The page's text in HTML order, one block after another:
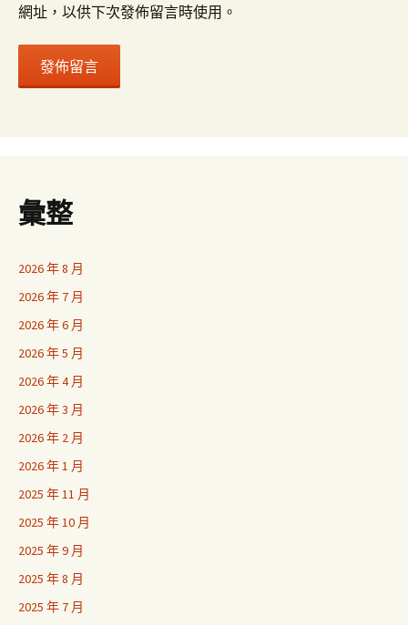
網址，以供下次發佈留言時使用。
彙整
2026 年 8 月
2026 年 7 月
2026 年 6 月
2026 年 5 月
2026 年 4 月
2026 年 3 月
2026 年 2 月
2026 年 1 月
2025 年 11 月
2025 年 10 月
2025 年 9 月
2025 年 8 月
2025 年 7 月